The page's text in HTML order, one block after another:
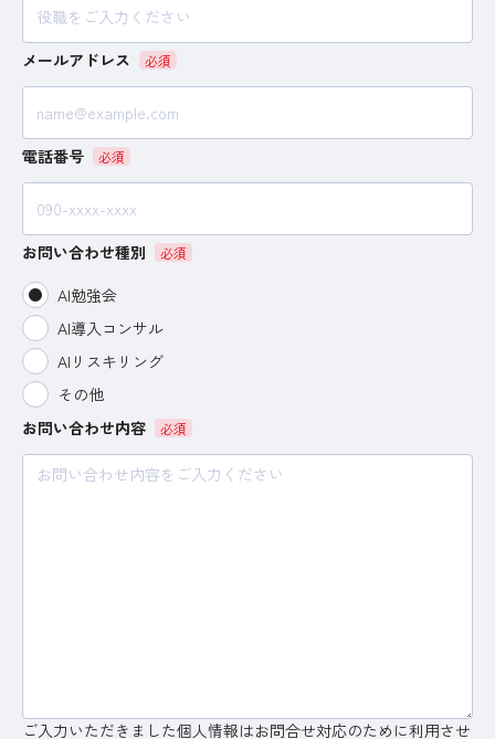
メールアドレス
電話番号
お問い合わせ種別
AI勉強会
AI導入コンサル
AIリスキリング
その他
お問い合わせ内容
ご入力いただきました個人情報はお問合せ対応のために利用させ